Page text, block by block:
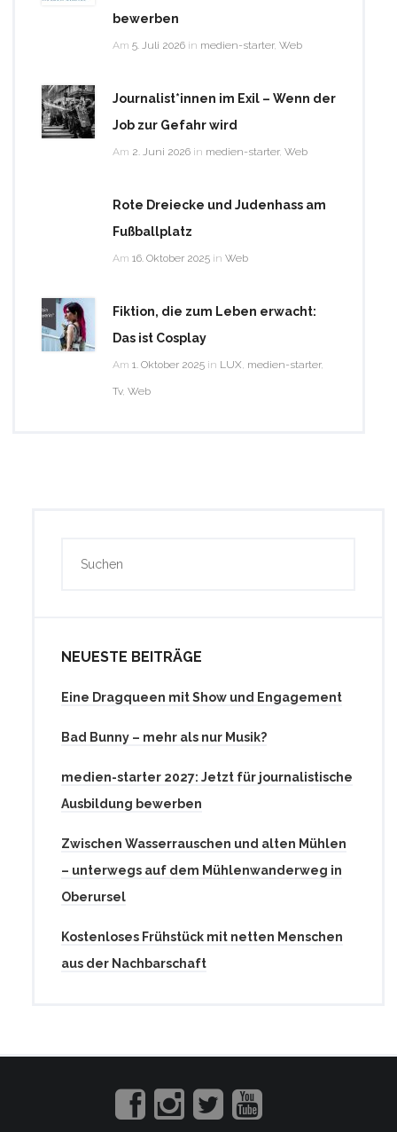
bewerben
Am 5. Juli 2026 in medien-starter, Web
Journalist*innen im Exil – Wenn der
Job zur Gefahr wird
Am 2. Juni 2026 in medien-starter, Web
Rote Dreiecke und Judenhass am
Fußballplatz
Am 16. Oktober 2025 in Web
Fiktion, die zum Leben erwacht:
Das ist Cosplay
Am 1. Oktober 2025 in LUX, medien-starter,
Tv, Web
NEUESTE BEITRÄGE
Eine Dragqueen mit Show und Engagement
Bad Bunny – mehr als nur Musik?
medien-starter 2027: Jetzt für journalistische
Ausbildung bewerben
Zwischen Wasserrauschen und alten Mühlen
– unterwegs auf dem Mühlenwanderweg in
Oberursel
Kostenloses Frühstück mit netten Menschen
aus der Nachbarschaft